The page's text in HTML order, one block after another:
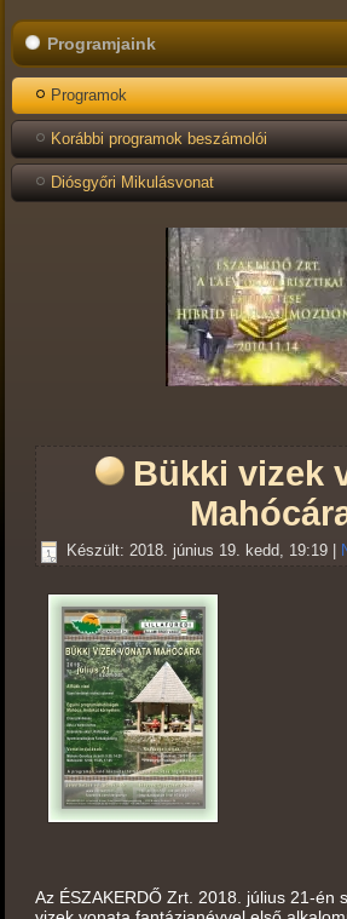
Programjaink
Programok
Korábbi programok beszámolói
Diósgyőri Mikulásvonat
Bükki vizek
Készült: 2018. június 19. kedd, 19:19
Az ÉSZAKERDŐ Zrt. 2018. július 21-én